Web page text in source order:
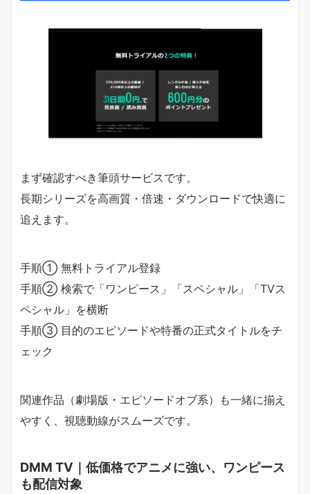
まず確認すべき筆頭サービスです。
長期シリーズを高画質・倍速・ダウンロードで快適に
追えます。
手順① 無料トライアル登録
手順② 検索で「ワンピース」「スペシャル」「TVス
ペシャル」を横断
手順③ 目的のエピソードや特番の正式タイトルをチ
ェック
関連作品（劇場版・エピソードオブ系）も一緒に揃え
やすく、視聴動線がスムーズです。
DMM TV｜低価格でアニメに強い、ワンピース
も配信対象